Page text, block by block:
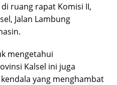
di ruang rapat Komisi II,
Jalan Lambung
mengetahui
Kalsel ini juga
yang menghambat